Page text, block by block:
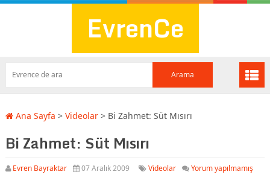
EvrenCe
Ana Sayfa > Videolar> Bi Zahmet: Süt Mısırı
Bi Zahmet: Süt Mısırı
Evren Bayraktar 07 Aralık 2009 Videolar Yorum yapılmamış